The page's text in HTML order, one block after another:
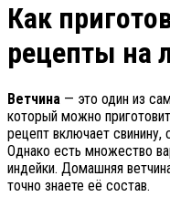
Как
рецепты на
Ветчина — это один из
который можно
рецепт включает свинину,
Однако есть множество
индейки. Домашняя
точно знаете её состав.